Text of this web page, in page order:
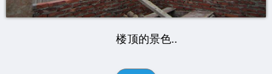
楼顶的景色..